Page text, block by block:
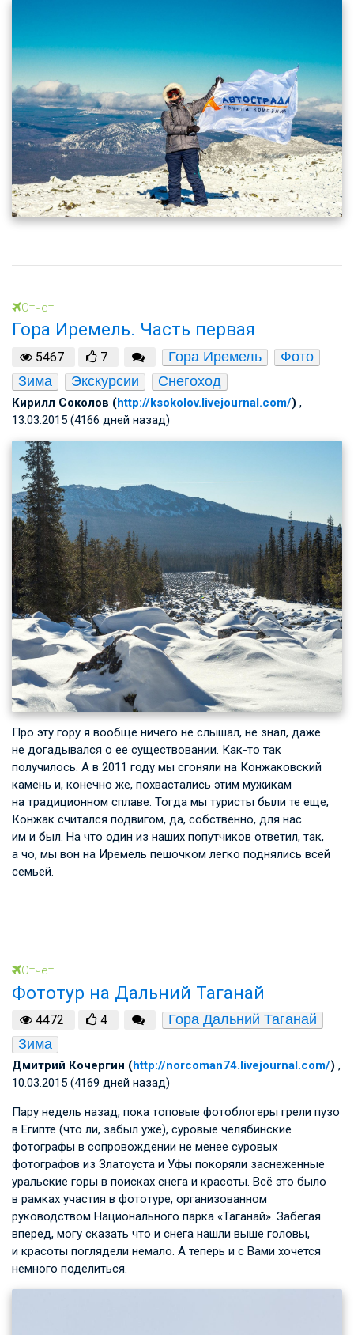
Отчет
Гора Иремель. Часть первая
5467 7 Гора Иремель
Фото
Зима
Экскурсии Снегоход
Кирилл Соколов (http://ksokolov.livejournal.com/) ,
13.03.2015 (4166 дней назад)
Про эту гору я вообще ничего не слышал, не знал, даже
не догадывался о ее существовании. Как-то так
получилось. А в 2011 году мы сгоняли на Конжаковский
камень и, конечно же, похвастались этим мужикам
на традиционном сплаве. Тогда мы туристы были те еще,
Конжак считался подвигом, да, собственно, для нас
им и был. На что один из наших попутчиков ответил, так,
а чо, мы вон на Иремель пешочком легко поднялись всей
семьей.
Отчет
Фототур на Дальний Таганай
4472 4
Гора Дальний Таганай
Зима
Дмитрий Кочергин (http://norcoman74.livejournal.com/) ,
10.03.2015 (4169 дней назад)
Пару недель назад, пока топовые фотоблогеры грели пузо
в Египте (что ли, забыл уже), суровые челябинские
фотографы в сопровождении не менее суровых
фотографов из Златоуста и Уфы покоряли заснеженные
уральские горы в поисках снега и красоты. Всё это было
в рамках участия в фототуре, организованном
руководством Национального парка «Таганай». Забегая
вперед, могу сказать что и снега нашли выше головы,
и красоты поглядели немало. А теперь и с Вами хочется
немного поделиться.